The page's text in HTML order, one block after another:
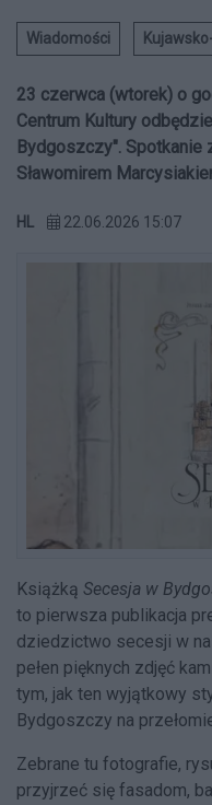
Wiadomości
23 czerwca (wtorek) o
Centrum Kultury
Bydgoszczy".
Sławomirem
HL 22.06.2026 15:07
Książką Secesja w
to pierwsza publikacja
dziedzictwo secesji w
pełen pięknych zdjęć
tym, jak ten wyjątkowy
Bydgoszczy na
Zebrane tu fotografie,
przyjrzeć się fasadom,